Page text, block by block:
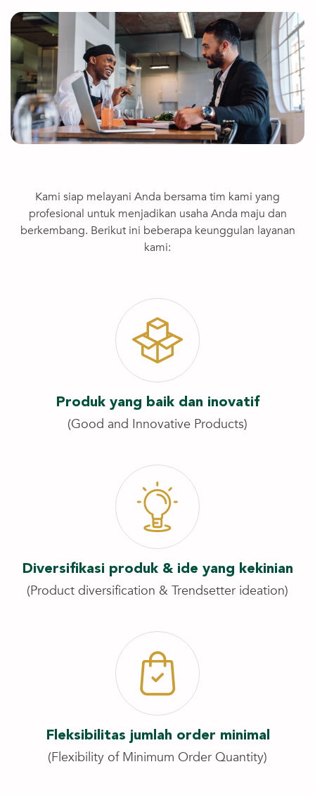
Kami siap melayani Anda bersama tim kami yang
profesional untuk menjadikan usaha Anda maju dan
berkembang. Berikut ini beberapa keunggulan layanan
kami:
Produk yang baik dan inovatif
(Good and Innovative Products)
Diversifikasi produk & ide yang kekinian
(Product diversification & Trendsetter ideation)
Fleksibilitas jumlah order minimal
(Flexibility of Minimum Order Quantity)